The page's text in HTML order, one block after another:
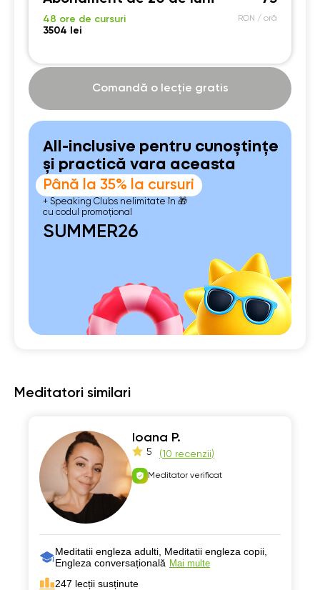
48 ore de cursuri
3504 lei
RON / oră
Comandă o lecție gratis
All-inclusive pentru cunoștințe
și practică vara aceasta
Până la 35% la cursuri
+ Speaking Clubs nelimitate în 🎁
cu codul promoțional
SUMMER26
Meditatori similari
Ioana P.
5 (10 recenzii)
Meditator verificat
Meditatii engleza adulti, Meditatii engleza copii,
Engleza conversațională Mai multe
247 lecții susținute